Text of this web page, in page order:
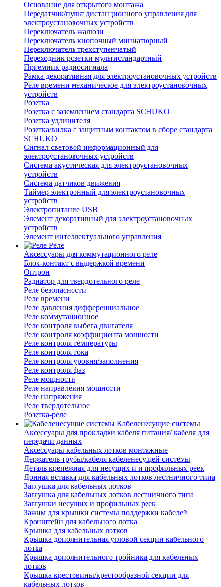
Основание для открытого монтажа
Передатчик/пульт дистанционного управления для
электроустановочных устройств
Переключатель жалюзи
Переключатель кнопочный миниатюрный
Переключатель трехступенчатый
Переходник розетки мультистандартный
Приемник радиосигнала
Рамка декоративная для электроустановочных устройств
Реле времени механическое для электроустановочных
устройств
Розетка
Розетка с заземлением стандарта SCHUKO
Розетка удлинителя
Розетка/вилка с защитным контактом в сборе стандарта
SCHUKO
Сигнал световой информационный для
электроустановочных устройств
Система акустическая для электроустановочных
устройств
Система датчиков движения
Таймер электронный для электроустановочных
устройств
Электропитание USB
Элемент декоративный для электроустановочных
устройств
Элемент интеллектуального управления
Реле
Аксессуары для коммутационного реле
Блок-контакт с выдержкой времени
Оптрон
Радиатор для твердотельного реле
Реле безопасности
Реле времени
Реле давления дифференциальное
Реле коммутационное
Реле контроля выбега двигателя
Реле контроля коэффициента мощности
Реле контроля температуры
Реле контроля тока
Реле контроля уровня/заполнения
Реле контроля фаз
Реле мощности
Реле направления мощности
Реле напряжения
Реле твердотельное
Розетка-реле
Кабеленесущие системы
Аксессуары для прокладки кабеля питания/ кабеля для
передачи данных
Аксессуары кабельных лотков монтажные
Держатель трубы/кабеля кабеленесущей системы
Деталь крепежная для несущих и и профильных реек
Донная вставка для кабельных лотков лестничного типа
Заглушка для кабельных лотков
Заглушка для кабельных лотков лестничного типа
Заглушки несущих и профильных реек
Зажим для крышки системы поддержки кабелей
Кронштейн для кабельного лотка
Крышка для кабельных лотков
Крышка дополнительная угловой секции кабельного
лотка
Крышка дополнительного тройника для кабельных
лотков
Крышка крестовины/крестообразной секции для
кабельных лотков